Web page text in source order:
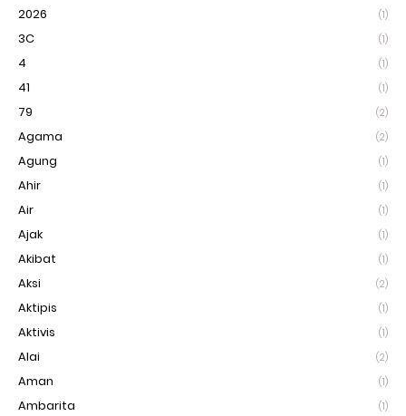
2026 (1)
3C (1)
4 (1)
41 (1)
79 (2)
Agama (2)
Agung (1)
Ahir (1)
Air (1)
Ajak (1)
Akibat (1)
Aksi (2)
Aktipis (1)
Aktivis (1)
Alai (2)
Aman (1)
Ambarita (1)